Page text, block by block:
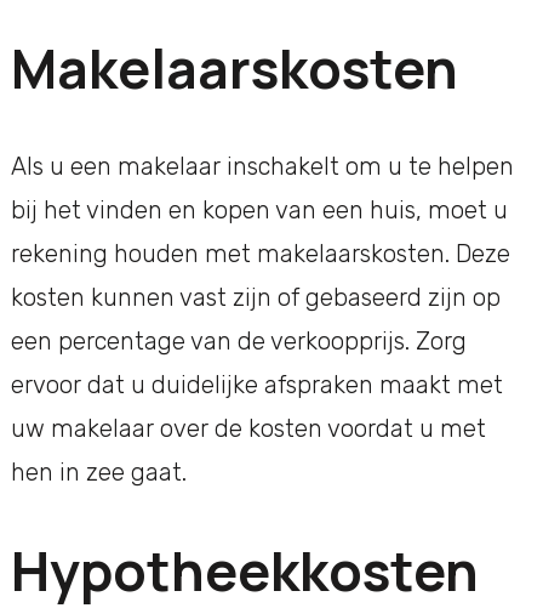
Makelaarskosten
Als u een makelaar inschakelt om u te helpen
bij het vinden en kopen van een huis, moet u
rekening houden met makelaarskosten. Deze
kosten kunnen vast zijn of gebaseerd zijn op
een percentage van de verkoopprijs. Zorg
ervoor dat u duidelijke afspraken maakt met
uw makelaar over de kosten voordat u met
hen in zee gaat.
Hypotheekkosten